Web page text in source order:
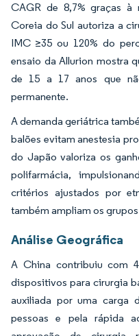
CAGR de 8,7% graças
Coreia do Sul autoriza a
IMC ≥35 ou 120% do
ensaio da Allurion mostra
de 15 a 17 anos que
permanente.
A demanda geriátrica
balões evitam anestesia
do Japão valoriza os
polifarmácia,
critérios ajustados por
também ampliam os
Análise Geográfica
A China contribuiu com
dispositivos para cirurgia
auxiliada por uma carga
pessoas e pela rápida